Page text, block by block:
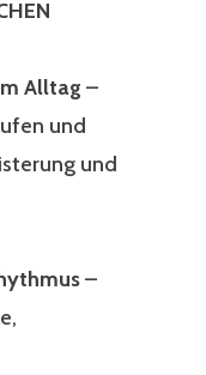
Alltag –
und
und
–